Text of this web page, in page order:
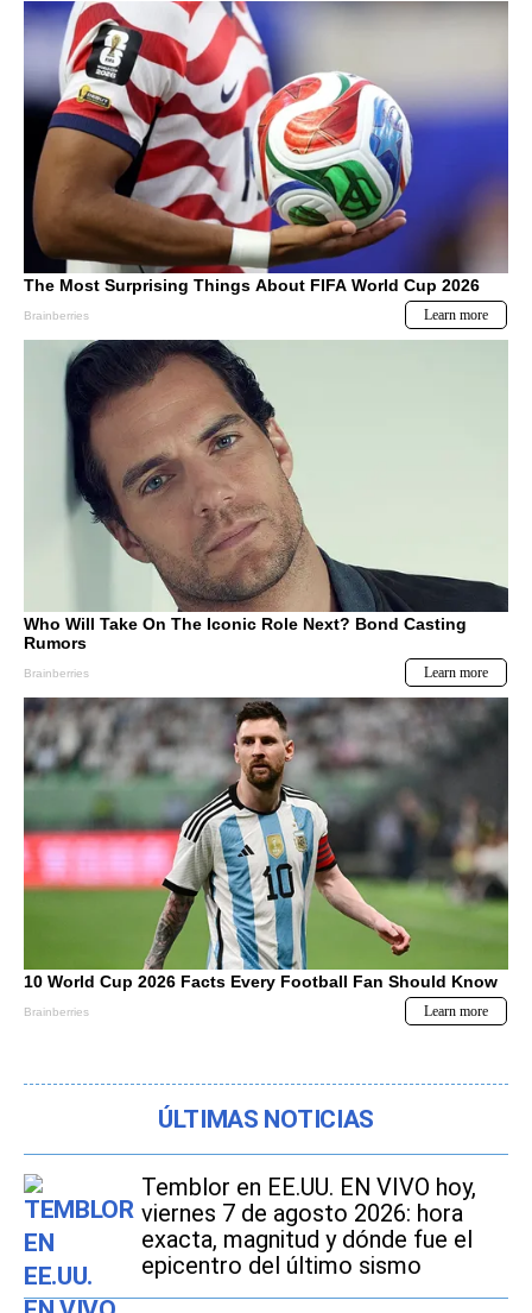
ÚLTIMAS NOTICIAS
Temblor en EE.UU. EN VIVO hoy,
viernes 7 de agosto 2026: hora
exacta, magnitud y dónde fue el
epicentro del último sismo